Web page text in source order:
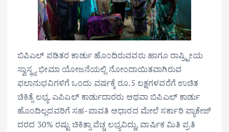
ಬಿಪಿಎಲ್ ಪಡಿತರ ಕಾರ್ಡು ಹೊಂದಿರುವವರು ಹಾಗೂ ರಾಷ್ರ್ಟೀಯ
ಸ್ವಾಸ್ಥ್ಯ ಭೀಮಾ ಯೋಜನೆಯಲ್ಲಿ ನೋಂದಾಯಿತವಾಗಿರುವ
ಫಲಾನುಭವಿಗಳಿಗೆ ಒಂದು ವರ್ಷಕ್ಕೆ ರೂ.5 ಲಕ್ಷಗಳವರೆಗೆ ಉಚಿತ
ಚಿಕಿತ್ಸೆ ಲಭ್ಯ. ಎಪಿಎಲ್ ಕಾರ್ಡುದಾರರು ಆಥವಾ ಬಿಪಿಎಲ್ ಕಾರ್ಡು
ಹೊಂದಿಲ್ಲದವರಿಗೆ ಸಹ-ಪಾವತಿ ಆಧಾರದ ಮೇಲೆ ಸರ್ಕಾರಿ ಪ್ಯಾಕೇಜ್
ದರದ 30% ರಷ್ಟು ಚಿಕಿತ್ಸಾ ವೆಚ್ಚ ಲಭ್ಯವಿದ್ದು, ವಾರ್ಷಿಕ ಮಿತಿ ಪ್ರತಿ